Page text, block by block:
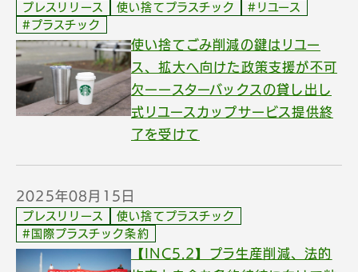
プレスリリース 使い捨てプラスチック
#リユース
#プラスチック
使い捨てごみ削減の鍵はリユー
ス、拡大へ向けた政策支援が不可
欠ーースターバックスの貸し出し
式リユースカップサービス提供終
了を受けて
2025年08月15日
プレスリリース
使い捨てプラスチック
#国際プラスチック条約
【INC5.2】プラ生産削減、法的